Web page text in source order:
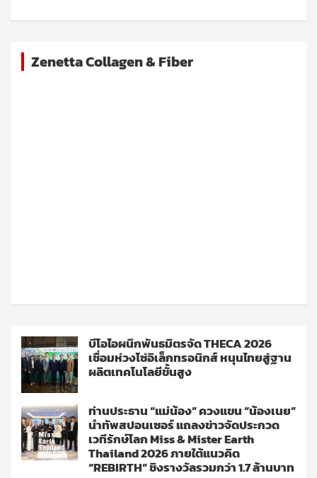
Zenetta Collagen & Fiber
บีโอไอผนึกพันธมิตรจัด THECA 2026
เชื่อมห่วงโซ่อิเล็กทรอนิกส์ หนุนไทยสู่ฐาน
ผลิตเทคโนโลยีขั้นสูง
ท่านประธาน “แม่น้อง” ควงแขน “น้องเนย”
นำทัพสปอนเซอร์ แถลงข่าวจัดประกวด
เวทีรักษ์โลก Miss & Mister Earth
Thailand 2026 ภายใต้แนวคิด
“REBIRTH” ชิงรางวัลรวมกว่า 1.7 ล้านบาท